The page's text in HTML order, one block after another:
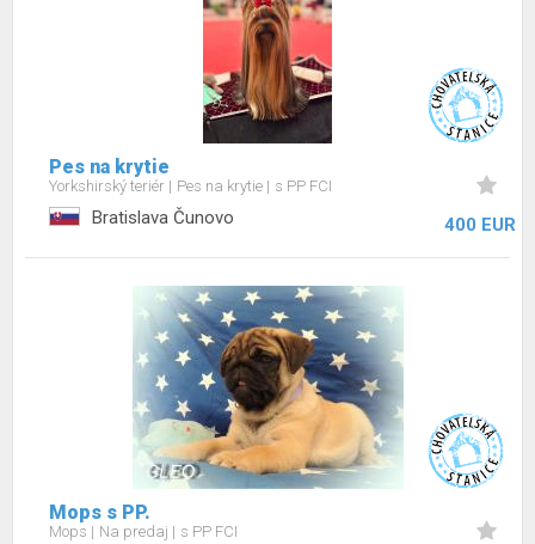
Pes na krytie
Yorkshirský teriér Pes na krytie s PP FCI
Bratislava Čunovo 400 EUR
Mops s PP.
Mops Na predaj s PP FCI